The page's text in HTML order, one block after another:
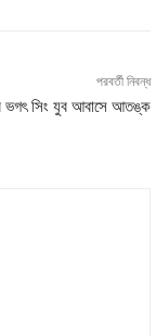
পরবর্তী নিবন্ধ
ভগৎ সিং যুব আবাসে আতঙ্ক